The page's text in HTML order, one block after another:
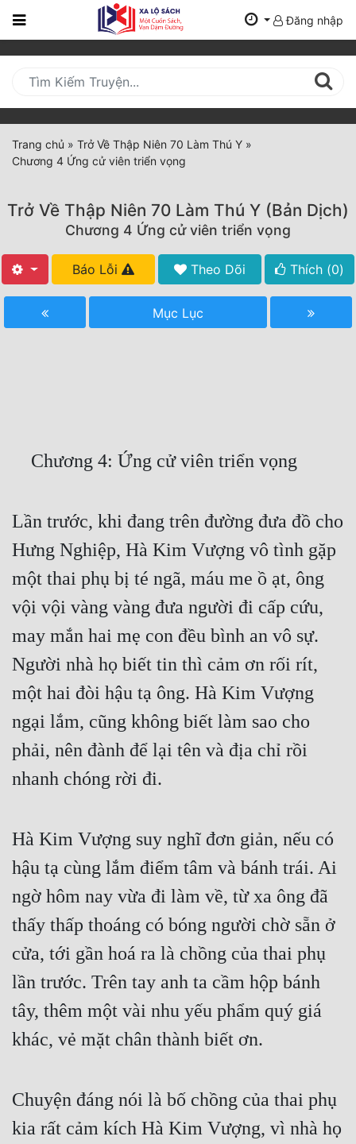
Trang
Mới
Cập
Nhật
(current)
Thể Loại
Tất Cả
Hoàn Thành
Xa Lộ Dịch
Cạnh Kỹ
Cổ Tiên Hiệp
Cổ Đại
Du Hí
Dã Sử
Góc Nhìn Nữ
Huyền Huyễn
Huyền Nghi
Huyền Ảo
Hệ Thống
Học Đường
Đăng nhập
Trang chủ » Trở Về Thập Niên 70 Làm Thú Y »
Chương 4 Ứng cử viên triển vọng
Trở Về Thập Niên 70 Làm Thú Y (Bản Dịch)
Chương 4 Ứng cử viên triển vọng
Báo Lỗi Theo Dõi Thích (0)
Mục Lục
    Chương 4: Ứng cử viên triển vọng
Lần trước, khi đang trên đường đưa đồ cho
Hưng Nghiệp, Hà Kim Vượng vô tình gặp
một thai phụ bị té ngã, máu me ồ ạt, ông
vội vội vàng vàng đưa người đi cấp cứu,
may mắn hai mẹ con đều bình an vô sự.
Người nhà họ biết tin thì cảm ơn rối rít,
một hai đòi hậu tạ ông. Hà Kim Vượng
ngại lắm, cũng không biết làm sao cho
phải, nên đành để lại tên và địa chỉ rồi
nhanh chóng rời đi.
Hà Kim Vượng suy nghĩ đơn giản, nếu có
hậu tạ cùng lắm điểm tâm và bánh trái. Ai
ngờ hôm nay vừa đi làm về, từ xa ông đã
thấy thấp thoáng có bóng người chờ sẵn ở
cửa, tới gần hoá ra là chồng của thai phụ
lần trước. Trên tay anh ta cầm hộp bánh
tây, thêm một vài nhu yếu phẩm quý giá
khác, vẻ mặt chân thành biết ơn.
Chuyện đáng nói là bố chồng của thai phụ
kia rất cảm kích Hà Kim Vượng, vì nhà họ